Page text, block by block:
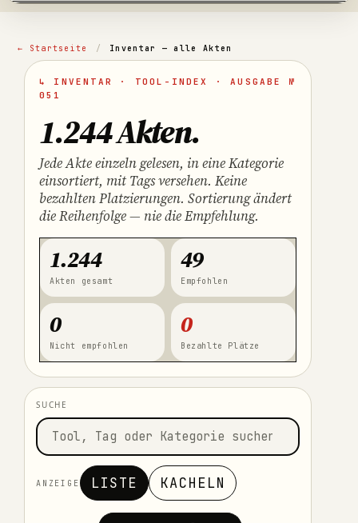
← Startseite / Inventar — alle Akten
↳ INVENTAR · TOOL-INDEX · AUSGABE №
051
1.244 Akten.
Jede Akte einzeln gelesen, in eine Kategorie
einsortiert, mit Tags versehen. Keine
bezahlten Platzierungen. Sortierung ändert
die Reihenfolge — nie die Empfehlung.
1.244
Akten gesamt
49
Empfohlen
0
Nicht empfohlen
0
Bezahlte Plätze
SUCHE
ANZEIGE LISTE KACHELN